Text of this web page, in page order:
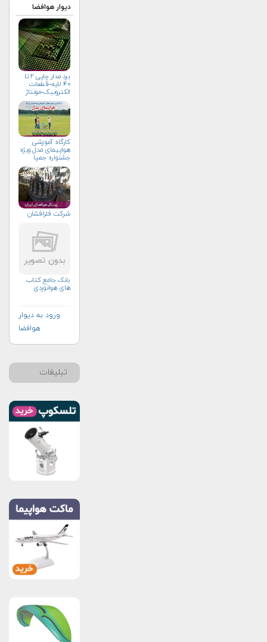
دیوار هوافضا
برد مدار چاپی ۲ تا
۴۰ لایه-قطعات
الکترونیک-مونتاژ
کارگاه آموزشی
هواپیمای مدل ویژه
جشنواره جمپا
شرکت فلزافشان
بانک جامع کتاب
های هوانوردی
ورود به دیوار
هوافضا
تبلیغات